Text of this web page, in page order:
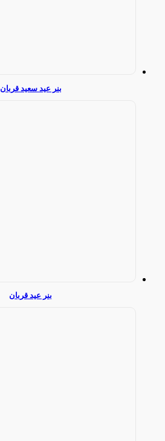
بنر عید سعید قربان
بنر عید قربان